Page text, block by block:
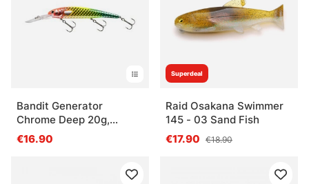
Bandit Generator
Chrome Deep 20g,
11,9cm
€16.90
Superdeal
Raid Osakana Swimmer
145 - 03 Sand Fish
€17.90 €18.90